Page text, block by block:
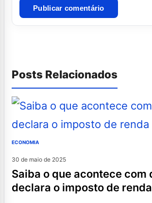
Posts Relacionados
ECONOMIA
30 de maio de 2025
saiba o que acontece com quem não
declara o imposto de renda